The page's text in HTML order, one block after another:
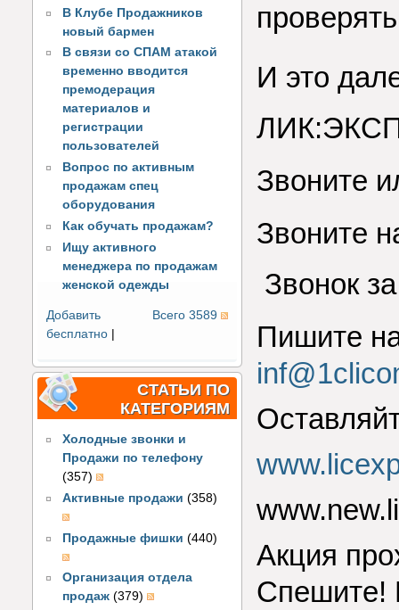
В Клубе Продажников
новый бармен
В связи со СПАМ атакой
временно вводится
премодерация
материалов и
регистрации
пользователей
Вопрос по активным
продажам спец
оборудования
Как обучать продажам?
Ищу активного
менеджера по продажам
женской одежды
Всего 3589
Добавить
бесплатно |
СТАТЬИ ПО
КАТЕГОРИЯМ
Холодные звонки и
Продажи по телефону
(357)
Активные продажи (358)
Продажные фишки (440)
Организация отдела
продаж (379)
И это
Звоните
Звоните
Звонок
Пишите
Акция
Спешите!